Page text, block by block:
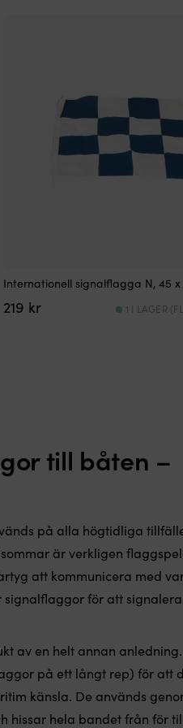
Internationell signalflagga N, 45 x
219 kr 1 I LAGER
till båten –
på alla högtidliga
är verkligen
att kommunicera med
signalflaggor för att
av en helt annan
på ett långt rep) för att
känsla. De används
hissar hela bandet från för